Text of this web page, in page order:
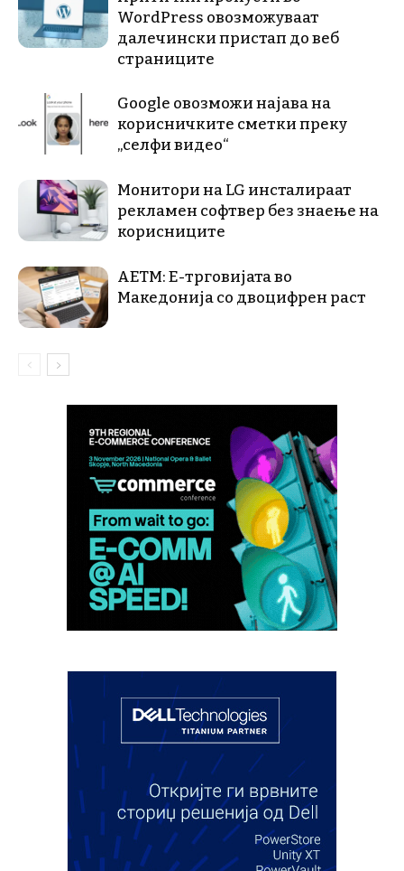
WordPress овозможуваат
далечински пристап до веб
страниците
Google овозможи најава на
корисничките сметки преку
„селфи видео“
Монитори на LG инсталираат
рекламен софтвер без знаење на
корисниците
АЕТМ: Е-трговијата во
Македонија со двоцифрен раст